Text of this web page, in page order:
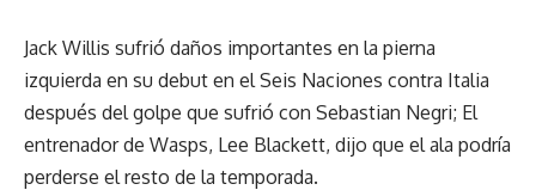
Jack Willis sufrió daños importantes en la pierna
izquierda en su debut en el Seis Naciones contra Italia
después del golpe que sufrió con Sebastian Negri; El
entrenador de Wasps, Lee Blackett, dijo que el ala podría
perderse el resto de la temporada.